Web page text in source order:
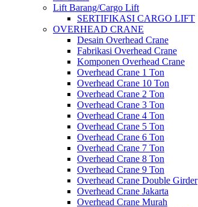
Lift Barang/Cargo Lift
SERTIFIKASI CARGO LIFT
OVERHEAD CRANE
Desain Overhead Crane
Fabrikasi Overhead Crane
Komponen Overhead Crane
Overhead Crane 1 Ton
Overhead Crane 10 Ton
Overhead Crane 2 Ton
Overhead Crane 3 Ton
Overhead Crane 4 Ton
Overhead Crane 5 Ton
Overhead Crane 6 Ton
Overhead Crane 7 Ton
Overhead Crane 8 Ton
Overhead Crane 9 Ton
Overhead Crane Double Girder
Overhead Crane Jakarta
Overhead Crane Murah